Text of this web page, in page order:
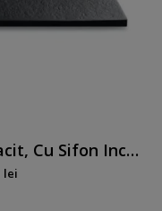
Cădiță De Duș Serena, Antracit, Cu Sifon Inclus
lei